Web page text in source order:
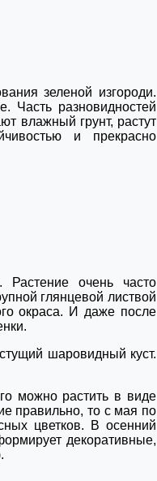
зеленой изгороди.
Часть разновидностей
влажный грунт, растут
и прекрасно
Растение очень часто
глянцевой листвой
окраса. И даже после
шаровидный куст.
можно растить в виде
правильно, то с мая по
цветков. В осенний
декоративные,